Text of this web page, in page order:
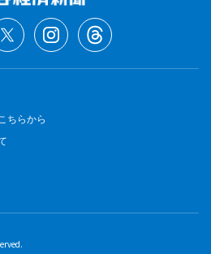
ちらから